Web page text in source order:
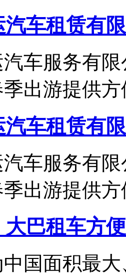
汽车租赁有
车服务有
出游提供方
汽车租赁有
汽车服务有
出游提供方
大巴租车方
国面积最